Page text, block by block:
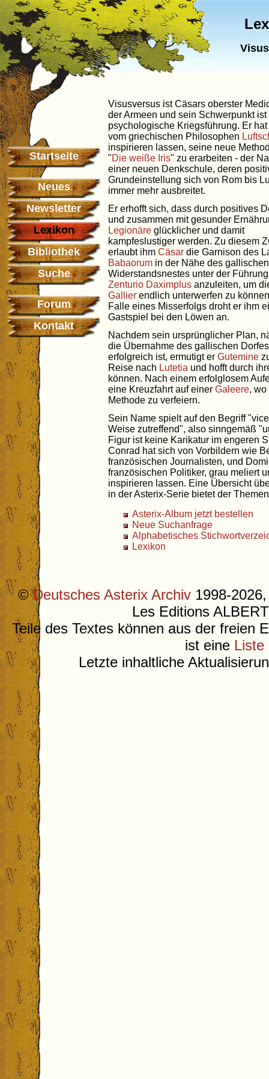
Startseite
Neues
Newsletter
Lexikon
Bibliothek
Suche
Forum
Kontakt
Visusversus ist Cäsars oberster
der Armeen und sein Schwerpunkt ist
psychologische Kriegsführung. Er
vom griechischen Philosophen
inspirieren lassen, seine neue
"Die weiße Iris" zu erarbeiten - der
einer neuen Denkschule, deren
Grundeinstellung sich von Rom bis
immer mehr ausbreitet.
Er erhofft sich, dass durch positives
und zusammen mit gesunder
Legionäre glücklicher und damit
kampfeslustiger werden. Zu diesem
erlaubt ihm Cäsar die Garnison des
Babaorum in der Nähe des gallischen
Widerstandsnestes unter der
Zenturio Daximplus anzuleiten, um
Gallier endlich unterwerfen zu
Falle eines Misserfolgs droht er ihm
Gastspiel bei den Löwen an.
Nachdem sein ursprünglicher Plan,
die Übernahme des gallischen
erfolgreich ist, ermutigt er Gutemine
Reise nach Lutetia und hofft durch
können. Nach einem erfolglosem
eine Kreuzfahrt auf einer Galeere,
Methode zu verfeiern.
Sein Name spielt auf den Begriff
Weise zutreffend", also sinngemäß
Figur ist keine Karikatur im engeren
Conrad hat sich von Vorbildern wie
französischen Journalisten, und
französischen Politiker, grau meliert
inspirieren lassen. Eine Übersicht
in der Asterix-Serie bietet der
Asterix-Album jetzt bestellen
Neue Suchanfrage
Alphabetisches
Lexikon
©Deutsches Asterix Archiv 1998-
Les Editions
Teile des Textes können aus der freien
ist eine Liste
Letzte inhaltliche